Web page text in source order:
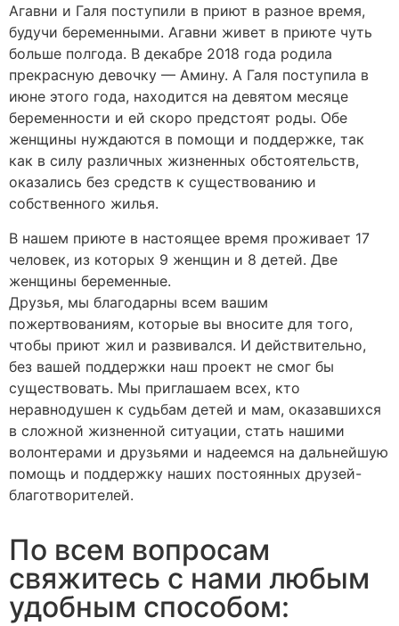
Агавни и Галя поступили в приют в разное время,
будучи беременными. Агавни живет в приюте чуть
больше полгода. В декабре 2018 года родила
прекрасную девочку — Амину. А Галя поступила в
июне этого года, находится на девятом месяце
беременности и ей скоро предстоят роды. Обе
женщины нуждаются в помощи и поддержке, так
как в силу различных жизненных обстоятельств,
оказались без средств к существованию и
собственного жилья.
В нашем приюте в настоящее время проживает 17
человек, из которых 9 женщин и 8 детей. Две
женщины беременные.
Друзья, мы благодарны всем вашим
пожертвованиям, которые вы вносите для того,
чтобы приют жил и развивался. И действительно,
без вашей поддержки наш проект не смог бы
существовать. Мы приглашаем всех, кто
неравнодушен к судьбам детей и мам, оказавшихся
в сложной жизненной ситуации, стать нашими
волонтерами и друзьями и надеемся на дальнейшую
помощь и поддержку наших постоянных друзей-
благотворителей.
По всем вопросам
свяжитесь с нами любым
удобным способом: